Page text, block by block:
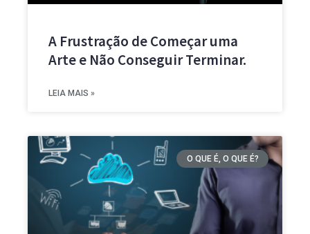
A Frustração de Começar uma
Arte e Não Conseguir Terminar.
LEIA MAIS »
O QUE É, O QUE É?